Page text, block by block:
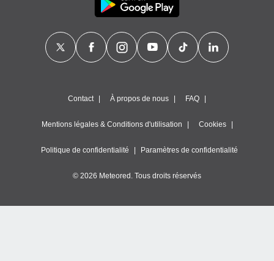
Contact À propos de nous FAQ
Mentions légales & Conditions d'utilisation Cookies
Politique de confidentialité Paramètres de confidentialité
© 2026 Meteored. Tous droits réservés